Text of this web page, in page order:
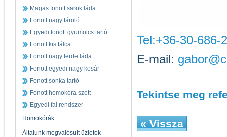
Magas fonott sarok láda
Fonott nagy tároló
Egyedi fonott gyümölcs tartó
Fonott kis tálca
Fonott nagy ferde láda
Fonott egyedi nagy kosár
Fonott sonka tartó
Fonott homokóra szett
Egyedi fal rendszer
Homokórák
Általunk megvalósult üzletek
Tel:+36-30-686-
E-mail:
Tekintse meg
« Vissza